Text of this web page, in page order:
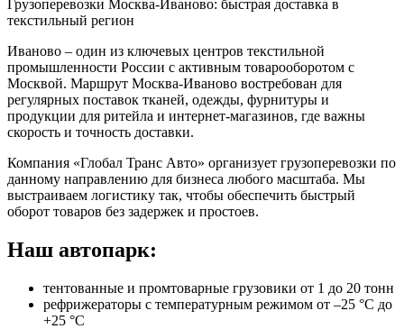
Грузоперевозки Москва-Иваново: быстрая доставка в
текстильный регион
Иваново – один из ключевых центров текстильной
промышленности России с активным товарооборотом с
Москвой. Маршрут Москва-Иваново востребован для
регулярных поставок тканей, одежды, фурнитуры и
продукции для ритейла и интернет-магазинов, где важны
скорость и точность доставки.
Компания «Глобал Транс Авто» организует грузоперевозки по
данному направлению для бизнеса любого масштаба. Мы
выстраиваем логистику так, чтобы обеспечить быстрый
оборот товаров без задержек и простоев.
Наш автопарк:
тентованные и промтоварные грузовики от 1 до 20 тонн
рефрижераторы с температурным режимом от –25 °C до
+25 °C